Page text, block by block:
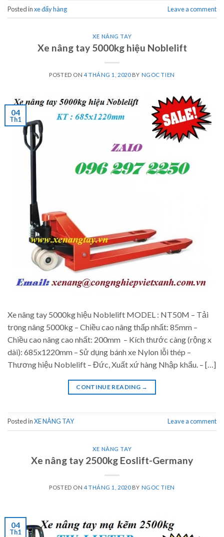
Posted inxe đẩy hàng Leave a comment
XE NÂNG TAY
Xe nâng tay 5000kg hiệu Noblelift
POSTED ON 4 THÁNG 1, 2020BY NGOC TIEN
04
Th1
Xe nâng tay 5000kg hiệu Noblelift MODEL : NT50M – Tải
trọng nâng 5000kg – Chiều cao nâng thấp nhất: 85mm –
Chiều cao nâng cao nhất: 200mm – Kích thước càng (rộng x
dài): 685x1220mm – Sử dụng bánh xe Nylon lỗi thép –
Thương hiệu Noblelift – Đức, Xuất xứ hàng Nhập khẩu. – […]
CONTINUE READING →
Posted inXE NÂNG TAY Leave a comment
XE NÂNG TAY
Xe nâng tay 2500kg Eoslift-Germany
POSTED ON 4 THÁNG 1, 2020BY NGOC TIEN
04
Th1